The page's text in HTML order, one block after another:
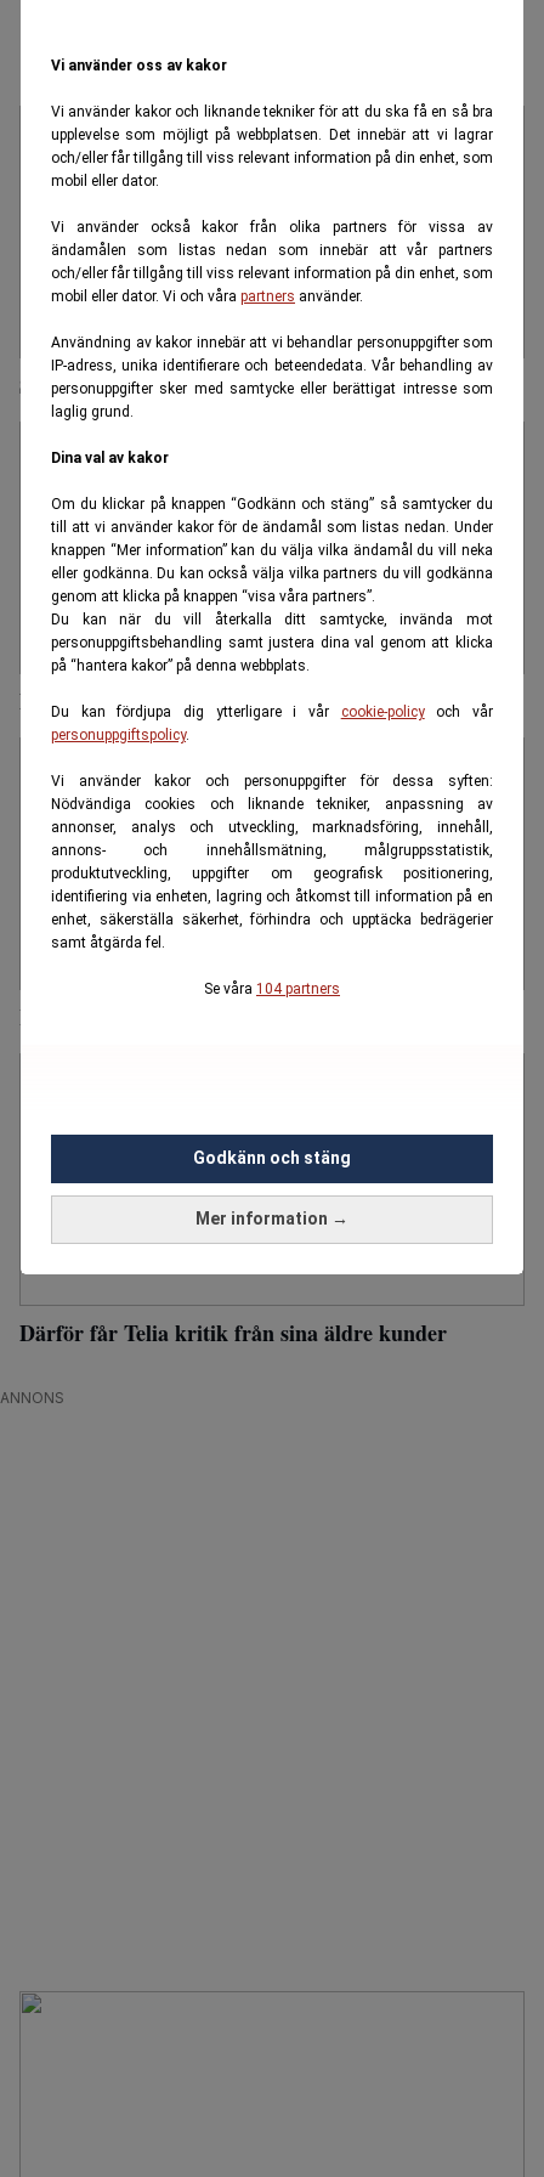
Vi använder oss av kakor
Vi använder kakor och liknande tekniker för att du ska få en så bra
upplevelse som möjligt på webbplatsen. Det innebär att vi lagrar
och/eller får tillgång till viss relevant information på din enhet, som
mobil eller dator.
Vi använder också kakor från olika partners för vissa av
ändamålen som listas nedan som innebär att vår partners
och/eller får tillgång till viss relevant information på din enhet, som
mobil eller dator. Vi och våra partners använder.
Användning av kakor innebär att vi behandlar personuppgifter som
IP-adress, unika identifierare och beteendedata. Vår behandling av
personuppgifter sker med samtycke eller berättigat intresse som
laglig grund.
Dina val av kakor
Om du klickar på knappen “Godkänn och stäng” så samtycker du
till att vi använder kakor för de ändamål som listas nedan. Under
knappen “Mer information” kan du välja vilka ändamål du vill neka
eller godkänna. Du kan också välja vilka partners du vill godkänna
genom att klicka på knappen “visa våra partners”.
Du kan när du vill återkalla ditt samtycke, invända mot
personuppgiftsbehandling samt justera dina val genom att klicka
på “hantera kakor” på denna webbplats.
Du kan fördjupa dig ytterligare i vår cookie-policyoch vår
personuppgiftspolicy.
Vi använder kakor och personuppgifter för dessa syften:
Nödvändiga cookies och liknande tekniker, anpassning av
annonser, analys och utveckling, marknadsföring, innehåll,
annons- och innehållsmätning, målgruppsstatistik,
produktutveckling, uppgifter om geografisk positionering,
identifiering via enheten, lagring och åtkomst till information på en
enhet, säkerställa säkerhet, förhindra och upptäcka bedrägerier
samt åtgärda fel.
Se våra 104 partners
Mer information →
Godkänn och stäng
Sverige kritiskt mot IMF:s Rysslandsresa
FI riktar skarp kritik mot Klarna
Riksbanken får kritik – otydlig information
Därför får Telia kritik från sina äldre kunder
ANNONS